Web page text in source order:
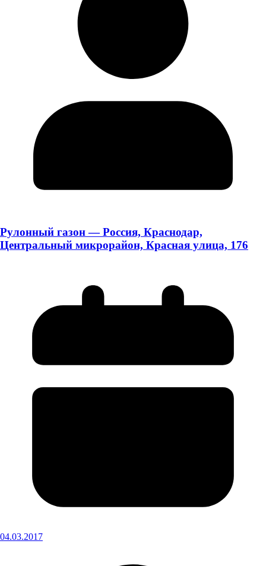
Рулонный газон — Россия, Краснодар,
Центральный микрорайон, Красная улица, 176
04.03.2017